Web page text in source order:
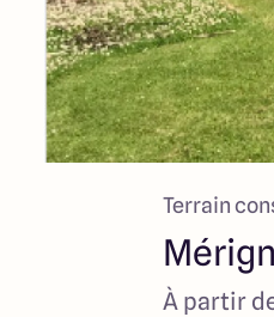
Terrain
À partir